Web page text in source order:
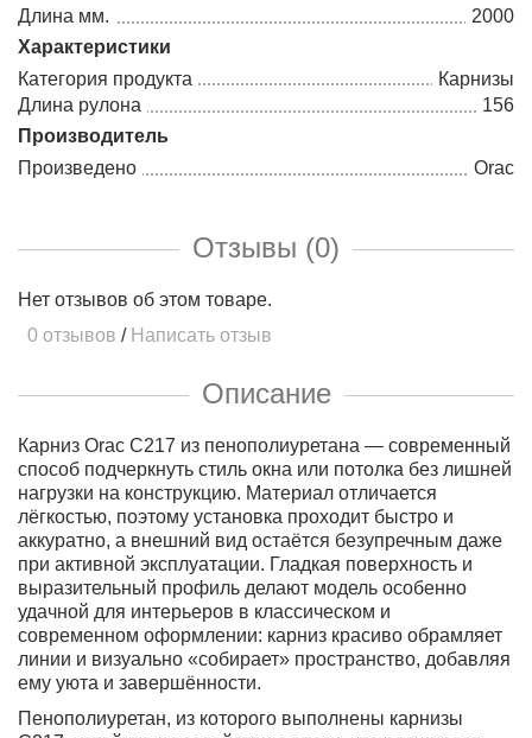
Длина мм.
2000
Характеристики
Категория продукта
Карнизы
Длина рулона
156
Производитель
Произведено
Orac
Отзывы (0)
Нет отзывов об этом товаре.
0 отзывов / Написать отзыв
Описание
Карниз Orac C217 из пенополиуретана — современный
способ подчеркнуть стиль окна или потолка без лишней
нагрузки на конструкцию. Материал отличается
лёгкостью, поэтому установка проходит быстро и
аккуратно, а внешний вид остаётся безупречным даже
при активной эксплуатации. Гладкая поверхность и
выразительный профиль делают модель особенно
удачной для интерьеров в классическом и
современном оформлении: карниз красиво обрамляет
линии и визуально «собирает» пространство, добавляя
ему уюта и завершённости.
Пенополиуретан, из которого выполнены карнизы